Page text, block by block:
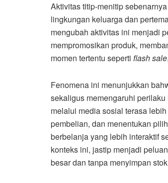
Aktivitas titip-menitip
lingkungan keluarga dan
mengubah aktivitas ini menjadi
mempromosikan produk,
momen tertentu seperti flashsale
Fenomena ini menunjukkan
sekaligus memengaruhi
melalui media sosial terasa
pembelian, dan menentukan
berbelanja yang lebih interaktif
konteks ini, jastip menjadi
besar dan tanpa menyimpan